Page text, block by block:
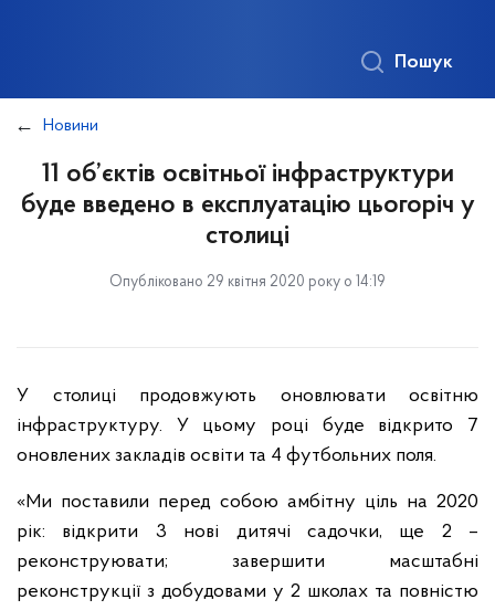
Пошук
Новини
11 об’єктів освітньої інфраструктури
буде введено в експлуатацію цьогоріч у
столиці
Опубліковано 29 квітня 2020 року о 14:19
У столиці продовжують оновлювати освітню
інфраструктуру. У цьому році буде відкрито 7
оновлених закладів освіти та 4 футбольних поля.
«Ми поставили перед собою амбітну ціль на 2020
рік: відкрити 3 нові дитячі садочки, ще 2 –
реконструювати; завершити масштабні
реконструкції з добудовами у 2 школах та повністю